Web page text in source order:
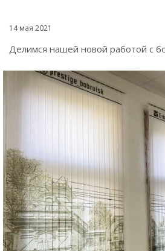
14 мая 2021
Делимся нашей новой работой с